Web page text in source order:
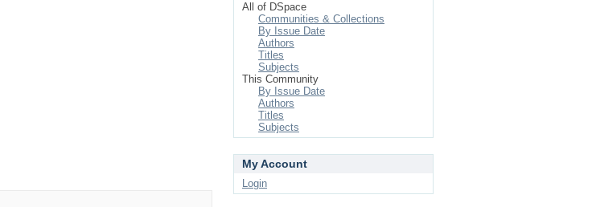
All of DSpace
Communities & Collections
By Issue Date
Authors
Titles
Subjects
This Community
By Issue Date
Authors
Titles
Subjects
My Account
Login